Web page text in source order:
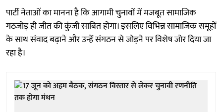
पार्टी नेताओं का मानना है कि आगामी चुनावों में मजबूत सामाजिक
गठजोड़ ही जीत की कुंजी साबित होगा। इसलिए विभिन्न सामाजिक समूहों
के साथ संवाद बढ़ाने और उन्हें संगठन से जोड़ने पर विशेष जोर दिया जा
रहा है।